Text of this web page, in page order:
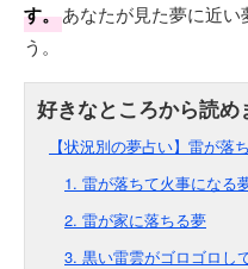
す。あなたが見た夢に近い
う。
【状況別の夢占い】雷が落
1. 雷が落ちて火事になる
2. 雷が家に落ちる夢
3. 黒い雷雲がゴロゴロし